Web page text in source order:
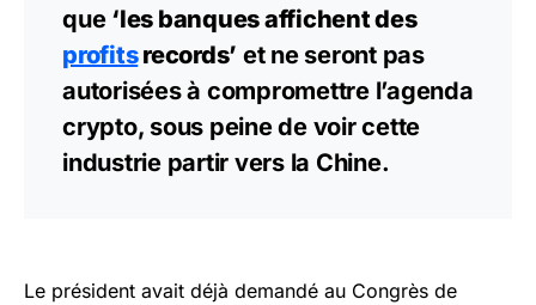
que ‘les banques affichent des
profitsrecords’ et ne seront pas
autorisées à compromettre l’agenda
crypto, sous peine de voir cette
industrie partir vers la Chine.
Le président avait déjà demandé au Congrès de